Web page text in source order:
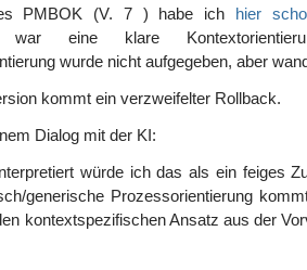
PMBOK (V. 7 ) habe ich hier
war eine klare
wurde nicht aufgegeben, aber
kommt ein verzweifelter Rollback.
Dialog mit der KI:
würde ich das als ein feiges
generische Prozessorientierung
kontextspezifischen Ansatz aus der